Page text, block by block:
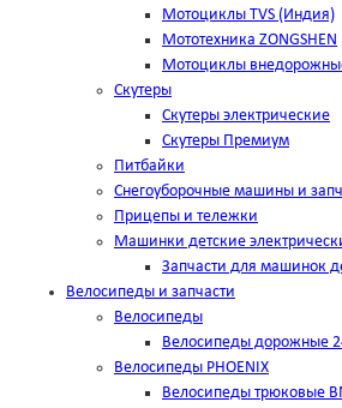
Мотоциклы TVS (Индия)
Мототехника ZONGSHEN
Мотоциклы
Скутеры
Скутеры электрические
Скутеры Премиум
Питбайки
Снегоуборочные машины и
Прицепы и тележки
Машинки детские
Запчасти для машинок
Велосипеды и запчасти
Велосипеды
Велосипеды дорожные
Велосипеды PHOENIX
Велосипеды трюковые